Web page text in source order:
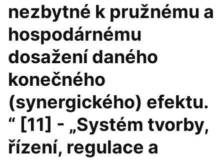
nezbytné k pružnému a
hospodárnému
dosažení daného
konečného
(synergického) efektu.
“ [11] - „Systém tvorby,
řízení, regulace a